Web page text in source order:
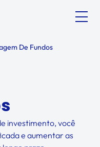
De Fundos
investimento, você
e aumentar as